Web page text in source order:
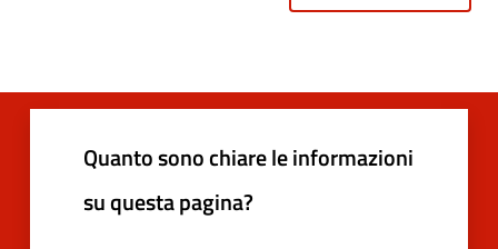
Quanto sono chiare le informazioni
su questa pagina?